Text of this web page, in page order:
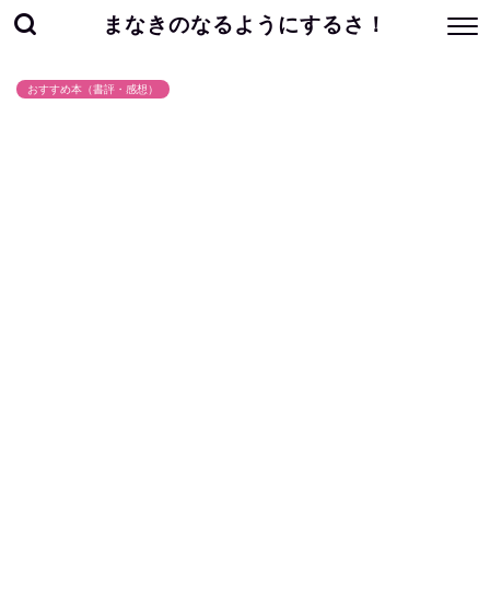
まなきのなるようにするさ！
おすすめ本（書評・感想）